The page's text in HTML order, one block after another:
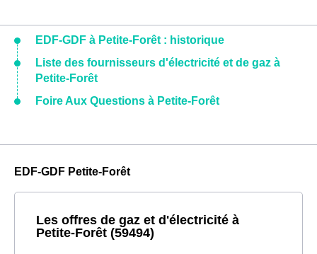
EDF-GDF à Petite-Forêt : historique
Liste des fournisseurs d'électricité et de gaz à
Petite-Forêt
Foire Aux Questions à Petite-Forêt
EDF-GDF Petite-Forêt
Les offres de gaz et d'électricité à
Petite-Forêt (59494)